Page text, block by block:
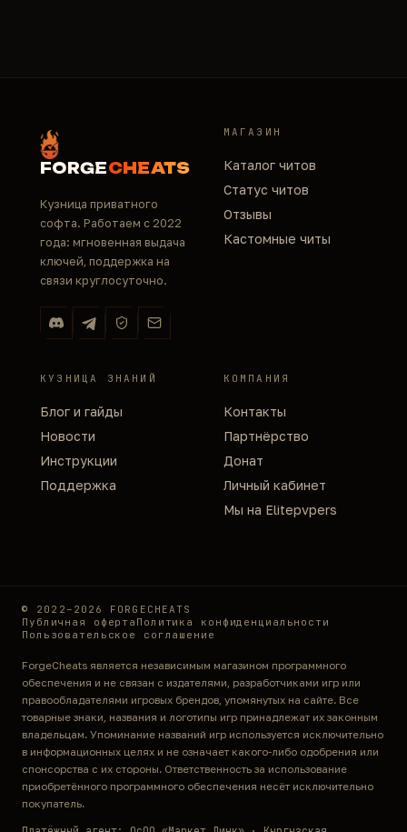
FORGECHEATS
Кузница приватного
софта. Работаем с 2022
года: мгновенная выдача
ключей, поддержка на
связи круглосуточно.
МАГАЗИН
Каталог читов
Статус читов
Отзывы
Кастомные читы
КУЗНИЦА ЗНАНИЙ
Блог и гайды
Новости
Инструкции
Поддержка
КОМПАНИЯ
Контакты
Партнёрство
Донат
Личный кабинет
Мы на Elitepvpers
© 2022–2026 FORGECHEATS
Публичная оферта Политика конфиденциальности
Пользовательское соглашение
ForgeCheats является независимым магазином программного
обеспечения и не связан с издателями, разработчиками игр или
правообладателями игровых брендов, упомянутых на сайте. Все
товарные знаки, названия и логотипы игр принадлежат их законным
владельцам. Упоминание названий игр используется исключительно
в информационных целях и не означает какого-либо одобрения или
спонсорства с их стороны. Ответственность за использование
приобретённого программного обеспечения несёт исключительно
покупатель.